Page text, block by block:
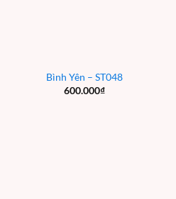
Bình Yên – ST048
600.000₫